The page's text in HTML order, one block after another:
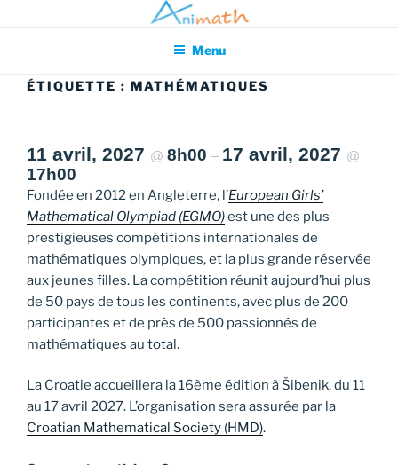
au
principal
Association pour l'Animation en Mathématiques
Menu
ÉTIQUETTE : MATHÉMATIQUES
11 avril, 2027 @ 8h00 – 17 avril, 2027 @
17h00
Fondée en 2012 en Angleterre, l’European Girls’
Mathematical Olympiad (EGMO)est une des plus
prestigieuses compétitions internationales de
mathématiques olympiques, et la plus grande réservée
aux jeunes filles. La compétition réunit aujourd’hui plus
de 50 pays de tous les continents, avec plus de 200
participantes et de près de 500 passionnés de
mathématiques au total.
La Croatie accueillera la 16ème édition à Šibenik, du 11
au 17 avril 2027. L’organisation sera assurée par la
Croatian Mathematical Society (HMD).